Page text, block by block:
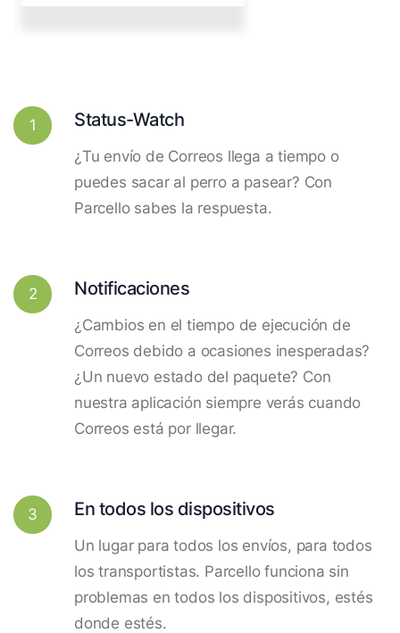
1 Status-Watch
¿Tu envío de Correos llega a tiempo o
puedes sacar al perro a pasear? Con
Parcello sabes la respuesta.
2 Notificaciones
¿Cambios en el tiempo de ejecución de
Correos debido a ocasiones inesperadas?
¿Un nuevo estado del paquete? Con
nuestra aplicación siempre verás cuando
Correos está por llegar.
3 En todos los dispositivos
Un lugar para todos los envíos, para todos
los transportistas. Parcello funciona sin
problemas en todos los dispositivos, estés
donde estés.